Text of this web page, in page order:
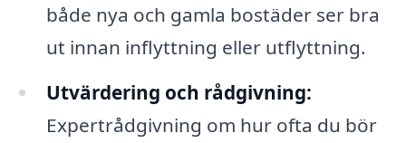
både nya och gamla bostäder ser bra
ut innan inflyttning eller utflyttning.
Utvärdering och rådgivning:
Expertrådgivning om hur ofta du bör